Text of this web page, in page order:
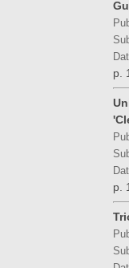
p.
p.